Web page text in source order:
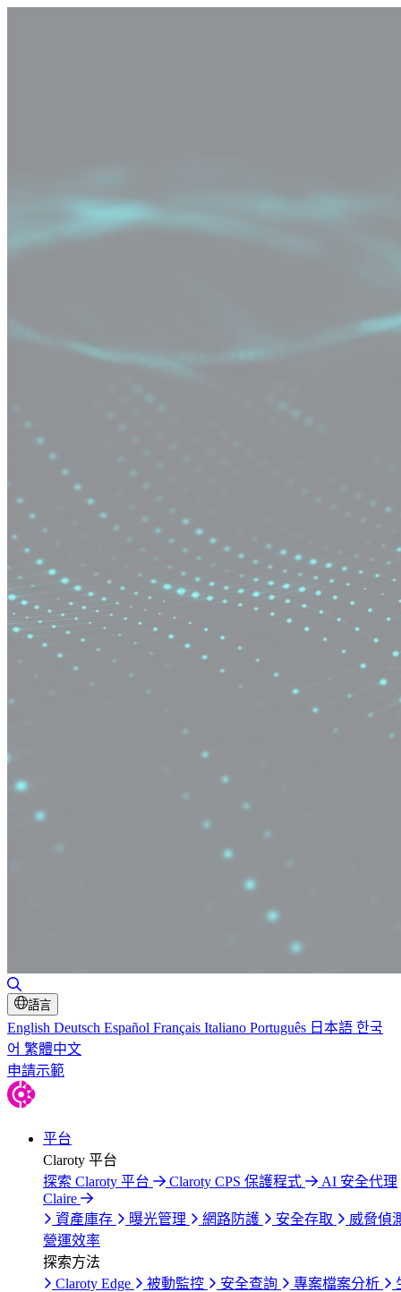
切換搜尋
語言
English Deutsch Español Français Italiano Português 日本語 한국
어 繁體中文
申請示範
平台
Claroty 平台
探索 Claroty 平台
Claroty CPS 保護程式
AI 安全代理
Claire
資產庫存
曝光管理 網路防護 安全存取
威脅偵
營運效率
探索方法
Claroty Edge
被動監控 安全查詢 專案檔案分析